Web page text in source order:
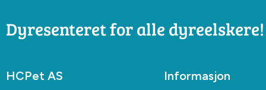
Dyresenteret for alle dyreelskere!
HCPet AS Informasjon